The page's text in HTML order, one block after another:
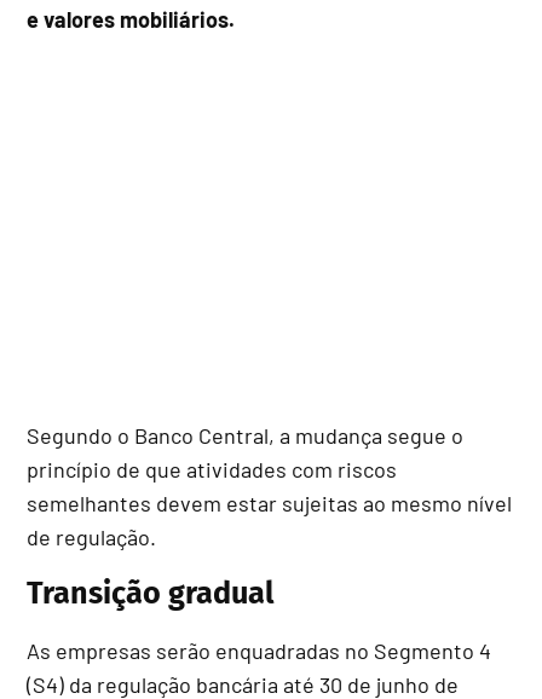
e valores mobiliários.
Segundo o Banco Central, a mudança segue o
princípio de que atividades com riscos
semelhantes devem estar sujeitas ao mesmo nível
de regulação.
Transição gradual
As empresas serão enquadradas no Segmento 4
(S4) da regulação bancária até 30 de junho de